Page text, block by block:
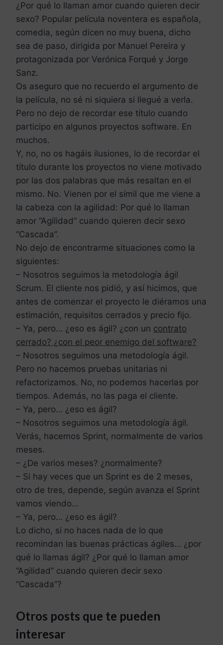
¿Por qué lo llaman amor cuando quieren decir
sexo? Popular película noventera es española,
comedia, según dicen no muy buena, dicho
sea de paso, dirigida por Manuel Pereira y
protagonizada por Verónica Forqué y Jorge
Sanz.
Os aseguro que no recuerdo el argumento de
la película, no sé ni siquiera si llegué a verla.
Pero no dejo de recordar ese título cuando
participo en algunos proyectos software. En
muchos.
Y, no, no os hagáis ilusiones, lo de recordar el
título durante los proyectos no viene motivado
por las dos palabras que más resaltan en el
mismo. No. Vienen por el símil que me viene a
la cabeza con la agilidad: Por qué lo llaman
amor “Agilidad” cuando quieren decir sexo
“Cascada”.
No dejo de encontrarme situaciones como la
siguientes:
– Nosotros seguimos la metodología ágil
Scrum. El cliente nos pidió, y así hicimos, que
antes de comenzar el proyecto le diéramos una
estimación, requisitos cerrados y precio fijo.
– Ya, pero… ¿eso es ágil? ¿con un contrato
cerrado? ¿con el peor enemigo del software?
– Nosotros seguimos una metodología ágil.
Pero no hacemos pruebas unitarias ni
refactorizamos. No, no podemos hacerlas por
tiempos. Además, no las paga el cliente.
– Ya, pero… ¿eso es ágil?
– Nosotros seguimos una metodología ágil.
Verás, hacemos Sprint, normalmente de varios
meses.
– ¿De varios meses? ¿normalmente?
– Si hay veces que un Sprint es de 2 meses,
otro de tres, depende, según avanza el Sprint
vamos viendo…
– Ya, pero… ¿eso es ágil?
Lo dicho, si no haces nada de lo que
recomindan las buenas prácticas ágiles… ¿por
qué lo llamas ágil? ¿Por qué lo llaman amor
“Agilidad” cuando quieren decir sexo
“Cascada”?
Otros posts que te pueden
interesar